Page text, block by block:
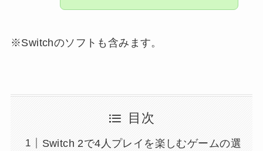
※Switchのソフトも含みます。
目次
Switch 2で4人プレイを楽しむゲームの選